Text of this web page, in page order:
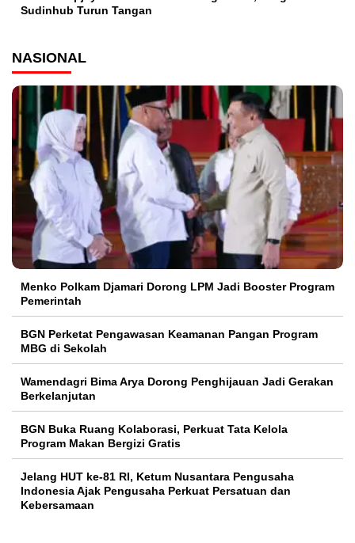
Sudinhub Turun Tangan
NASIONAL
Menko Polkam Djamari Dorong LPM Jadi Booster Program
Pemerintah
BGN Perketat Pengawasan Keamanan Pangan Program
MBG di Sekolah
Wamendagri Bima Arya Dorong Penghijauan Jadi Gerakan
Berkelanjutan
BGN Buka Ruang Kolaborasi, Perkuat Tata Kelola
Program Makan Bergizi Gratis
Jelang HUT ke-81 RI, Ketum Nusantara Pengusaha
Indonesia Ajak Pengusaha Perkuat Persatuan dan
Kebersamaan